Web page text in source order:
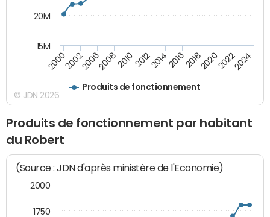
Produits de fonctionnement
200020022006200820102012201420162018202020222024
15M
20M
© JDN 2026
Produits de fonctionnement par habitant
du Robert
(Source : JDN d'après ministère de l'Economie)
1750
2000